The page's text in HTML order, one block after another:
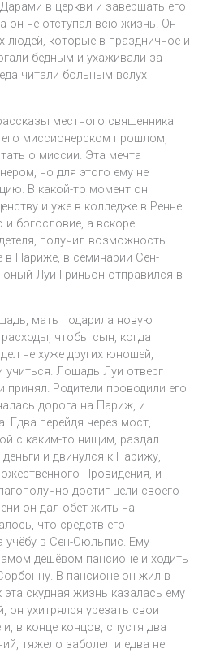
в церкви и завершать его
он не отступал всю жизнь. Он
людей, которые в праздничное и
бедным и ухаживали за
читали больным вслух
местного священника
миссионерском прошлом,
о миссии. Эта мечта
но для этого ему не
В какой-то момент он
и уже в колледже в Ренне
богословие, а вскоре
получил возможность
в Париже, в семинарии Сен-
Луи Гриньон отправился в
мать подарила новую
чтобы сын, когда
не хуже других юношей,
учиться. Лошадь Луи отверг
принял. Родители проводили его
дорога на Париж, и
Едва перейдя через мост,
с каким-то нищим, раздал
и двинулся к Парижу,
Провидения, и
достиг цели своего
он дал обет жить на
что средств его
учёбу в Сен-Сюльпис. Ему
дешёвом пансионе и ходить
В пансионе он жил в
эта скудная жизнь казалась ему
он ухитрялся урезать свои
в конце концов, спустя два
тяжело заболел и едва не